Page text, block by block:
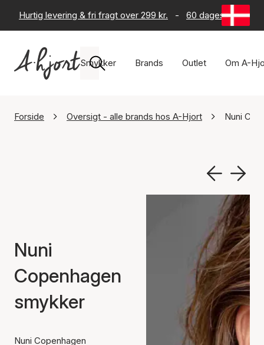
Hurtig levering & fri fragt over 299 kr. - 60 dages returret
Smykker Brands Outlet Om A-
Forside Oversigt - alle brands hos A-Hjort Nuni
Nuni
Copenhagen
smykker
Nuni Copenhagen